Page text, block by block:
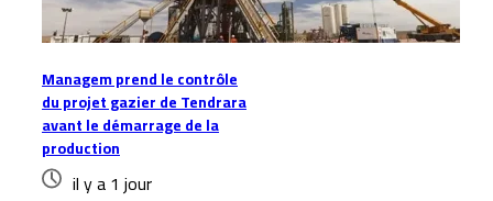
Managem prend le contrôle
du projet gazier de Tendrara
avant le démarrage de la
production
il y a 1 jour